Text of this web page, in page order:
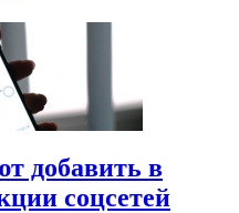
добавить в
соцсетей